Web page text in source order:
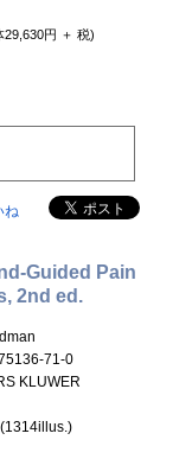
29,630円 ＋ 税)
ね
Guided Pain
2nd ed.
71-0
KLUWER